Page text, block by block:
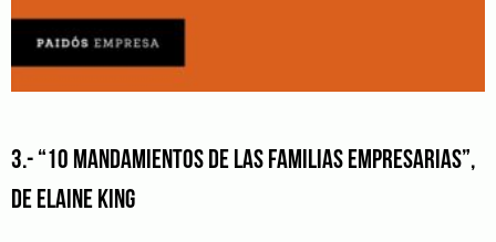
3.- “10 mandamientos de las familias empresarias”,
de Elaine King